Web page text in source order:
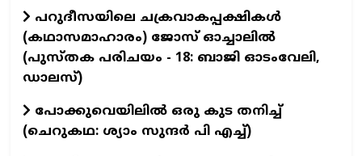
പറുദീസയിലെ ചക്രവാകപ്പക്ഷികൾ
(കഥാസമാഹാരം) ജോസ് ഓച്ചാലിൽ
(പുസ്തക പരിചയം - 18: ബാജി ഓടംവേലി,
ഡാലസ്)
പോക്കുവെയിലിൽ ഒരു കുട തനിച്ച്
(ചെറുകഥ: ശ്യാം സുന്ദര്‍ പി എച്ച്)